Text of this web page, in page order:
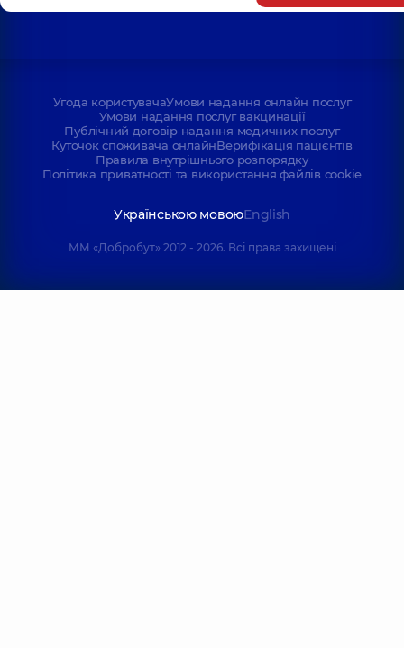
Угода користувачаУмови надання онлайн послуг
Умови надання послуг вакцинації
Публічний договір надання медичних послуг
Куточок споживача онлайнВерифікація пацієнтів
Правила внутрішнього розпорядку
Політика приватності та використання файлів cookie
Українською мовоюEnglish
ММ «Добробут» 2012 - 2026. Всі права захищені